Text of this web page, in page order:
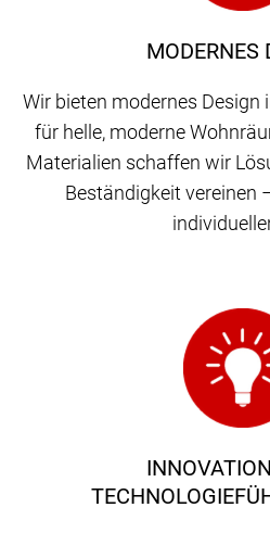
MODERNES
Wir bieten modernes Design
für helle, moderne
Materialien schaffen wir
Beständigkeit vereinen